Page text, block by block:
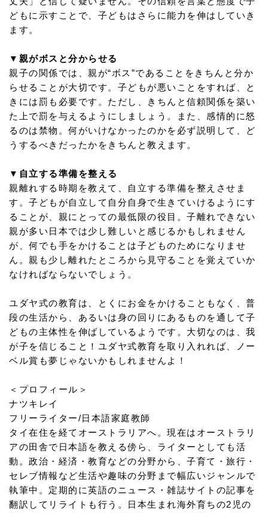
どもに示すことで、子どもはさらに能力を伸はしていき
ます。
▼親がボスと分からせる
親子の関係では、親が“ボス”であることをきちんと分か
らせることが大切です。子どもが悪いことをすれば、と
きには罰も必要です。ただし、きちんと信頼関係を築い
た上で罰を与えるようにしましょう。また、感情的に怒
るのは禁物。何がいけなかったのかを必ず説明して、ど
うするべきだったかをきちんと教えます。
▼自立する準備を整える
親離れする時期を教えて、自立する準備を整えさせま
す。子どもが自立して自分自身で生きていけるようにす
ることが、親にとっての最低限の役目。子離れできない
親が多い日本では少し難しいと感じるかもしれません
が、何でも手をかけることは子どものためになりませ
ん。親も少し離れたところから見守ることを覚えていか
なければならないでしょう。
ユダヤ式の教育は、とくにお金をかけることもなく、普
段の生活から、あるいは身の回りにあるものを通して子
どもの主体性を伸ばしているようです。大切なのは、我
が子を信じること！ユダヤ式教育を取り入れれば、ノー
ベル賞も夢じゃないかもしれませんよ！
＜プロフィール＞
ナツキレイ
フリーライター/日本語家庭教師
タイ在住を経てオーストラリアへ。現在はオーストラリ
アの田舎で日本語を教える傍ら、ライターとしても活
動。政治・経済・教育などの分野から、子育て・旅行・
セレブ情報など生活や趣味の分野まで幅広いジャンルで
執筆中。定期的に英語のニュース・雑誌サイトの記事を
翻訳してリライトも行う。日本生まれ海外育ちの2児の